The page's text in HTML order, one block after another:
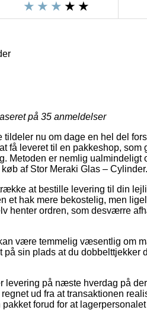
på 35 anmeldelser
tildeler nu om dage en hel del
få leveret til en pakkeshop,
Metoden er nemlig
af Stor Meraki Glas – Cylinder.
at bestille levering til din
et hak mere bekostelig, men
henter ordren, som desværre
være temmelig væsentlig om
på sin plads at du dobbelttjekker
levering på næste hverdag på
ud fra at transaktionen
forud for at lagerpersonalet